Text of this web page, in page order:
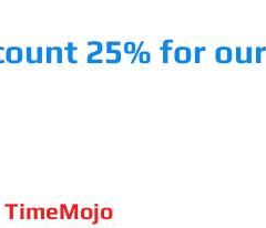
TimeMojo
25% for